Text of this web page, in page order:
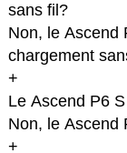
sans fil?
Non, le Ascend
chargement
+
Le Ascend P6
Non, le Ascend
+